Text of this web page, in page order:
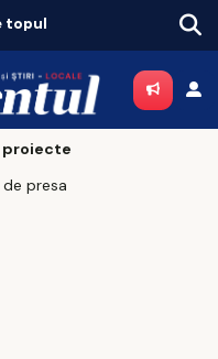
topul
proiecte
presa